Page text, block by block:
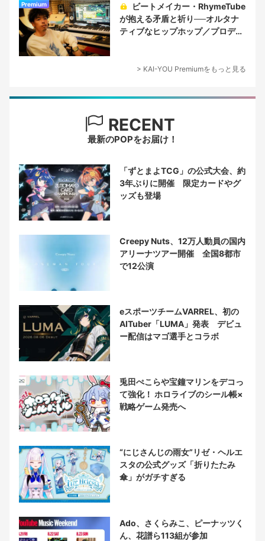
Premium
が抱える矛盾と祈り──オルタナ
ティブなヒップホップ／プロデュ
> KAI-YOU Premiumをもっと見る
RECENT
最新のPOPをお届け！
「ずとまよTCG」の公式大会、約
3年ぶりに開催 限定カードやグ
ッズも登場
Creepy Nuts、12万人動員の国内
アリーナツアー開催 全国8都市
で12公演
eスポーツチームVARREL、初の
AITuber「LUMA」発表 デビュ
ー配信はマゴ選手とコラボ
兎田ぺこらや宝鐘マリンをデコっ
て強化！ ホロライブのシール帳×
戦略ゲーム発売へ
“にじさんじの雨女”リゼ・ヘルエ
スタの公式グッズ「折りたたみ
傘」がガチすぎる
Ado、さくらみこ、ピーナッツく
ん、花譜ら113組が参加